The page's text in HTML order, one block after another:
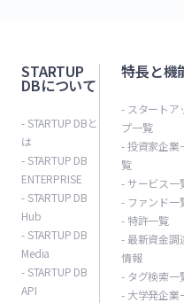
STARTUP
DBについて
- STARTUP DBと
は
- STARTUP DB
ENTERPRISE
- STARTUP DB
Hub
- STARTUP DB
Media
- STARTUP DB
API
特長と機
- スタートア
プ一覧
- 投資家企業
覧
- サービス一
- ファンド一
- 特許一覧
- 最新資金調
情報
- タグ検索一
- 大学発企業